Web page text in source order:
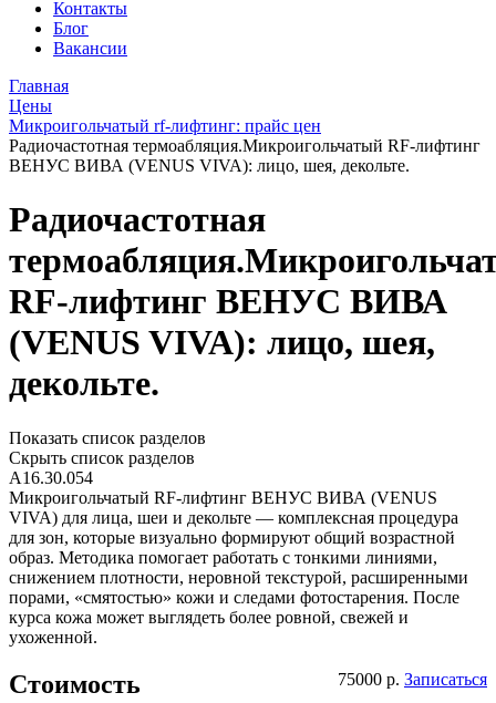
Контакты
Блог
Вакансии
Главная
Цены
Микроигольчатый rf-лифтинг: прайс цен
Радиочастотная термоабляция.Микроигольчатый RF-лифтинг
ВЕНУС ВИВА (VENUS VIVA): лицо, шея, декольте.
Радиочастотная
RF-лифтинг ВЕНУС ВИВА
(VENUS VIVA): лицо, шея,
декольте.
Показать список разделов
Скрыть список разделов
А16.30.054
Микроигольчатый RF-лифтинг ВЕНУС ВИВА (VENUS
VIVA) для лица, шеи и декольте — комплексная процедура
для зон, которые визуально формируют общий возрастной
образ. Методика помогает работать с тонкими линиями,
снижением плотности, неровной текстурой, расширенными
порами, «смятостью» кожи и следами фотостарения. После
курса кожа может выглядеть более ровной, свежей и
ухоженной.
Стоимость
75000 р. Записаться